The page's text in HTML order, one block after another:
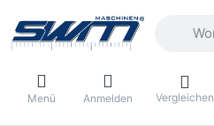
Menü Anmelden Vergleichen